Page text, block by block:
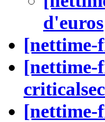
d'euros
[nettime-
[nettime-
[nettime-